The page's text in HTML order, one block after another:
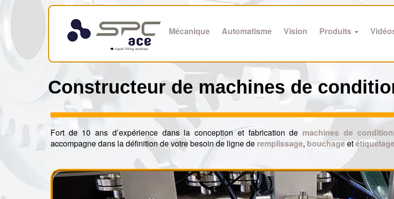
Mécanique Automatisme Vision Produits
Constructeur de machines de
Fort de 10 ans d’expérience dans la conception et fabrication de machines de
accompagne dans la définition de votre besoin de ligne de remplissage, bouchageet